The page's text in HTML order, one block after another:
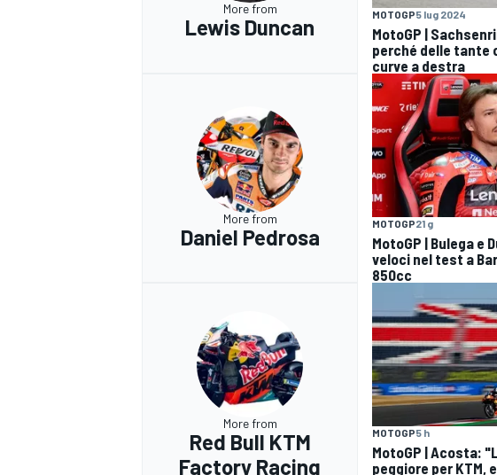
More from
Lewis Duncan
MOTOGP5 lug 2024
MotoGP |
perché delle tante
curve a destra
More from
Daniel Pedrosa
MOTOGP21 g
MotoGP | Bulega e
veloci nel test a
850cc
More from
Red Bull KTM
Factory Racing
MOTOGP5 h
MotoGP | Acosta:
peggiore per KTM,